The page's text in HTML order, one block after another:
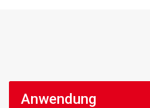
Anwendung